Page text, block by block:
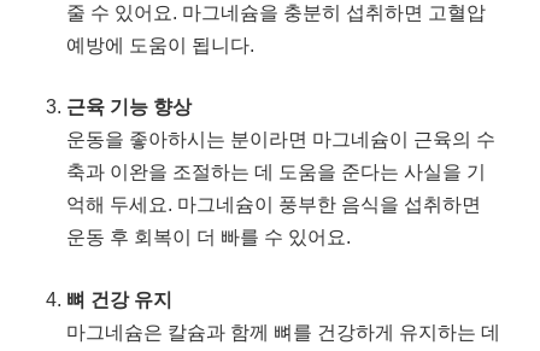
줄 수 있어요. 마그네슘을 충분히 섭취하면 고혈압
예방에 도움이 됩니다.
근육 기능 향상
운동을 좋아하시는 분이라면 마그네슘이 근육의 수
축과 이완을 조절하는 데 도움을 준다는 사실을 기
억해 두세요. 마그네슘이 풍부한 음식을 섭취하면
운동 후 회복이 더 빠를 수 있어요.
뼈 건강 유지
마그네슘은 칼슘과 함께 뼈를 건강하게 유지하는 데